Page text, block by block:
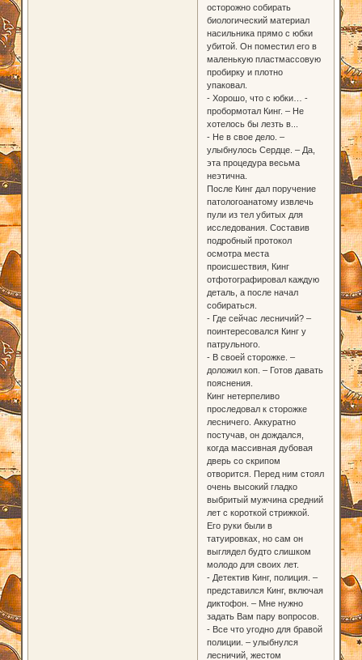
осторожно собирать
биологический материал
насильника прямо с юбки
убитой. Он поместил его в
маленькую пластмассовую
пробирку и плотно
упаковал.
- Хорошо, что с юбки… -
пробормотал Кинг. – Не
хотелось бы лезть в...
- Не в свое дело. –
улыбнулось Сердце. – Да,
эта процедура весьма
неэтична.
После Кинг дал поручение
патологоанатому извлечь
пули из тел убитых для
исследования. Составив
подробный протокол
осмотра места
происшествия, Кинг
отфотографировал каждую
деталь, а после начал
собираться.
- Где сейчас лесничий? –
поинтересовался Кинг у
патрульного.
- В своей сторожке. –
доложил коп. – Готов давать
пояснения.
Кинг нетерпеливо
проследовал к сторожке
лесничего. Аккуратно
постучав, он дождался,
когда массивная дубовая
дверь со скрипом
отворится. Перед ним стоял
очень высокий гладко
выбритый мужчина средний
лет с короткой стрижкой.
Его руки были в
татуировках, но сам он
выглядел будто слишком
молодо для своих лет.
- Детектив Кинг, полиция. –
представился Кинг, включая
диктофон. – Мне нужно
задать Вам пару вопросов.
- Все что угодно для бравой
полиции. – улыбнулся
лесничий, жестом